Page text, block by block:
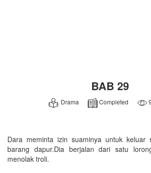
BAB 29
Drama Completed
Dara meminta izin suaminya untuk keluar
barang dapur.Dia berjalan dari satu
menolak troli.